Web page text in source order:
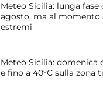
Meteo Sicilia: lunga fase
agosto, ma al momento
estremi
Meteo Sicilia: domenica
e fino a 40°C sulla zona